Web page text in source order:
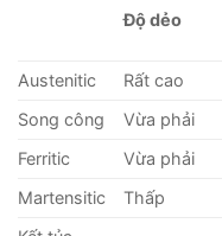
Độ dẻo
Austenitic Rất cao
Song công
Vừa phải
Ferritic
Vừa phải
Martensitic
Thấp